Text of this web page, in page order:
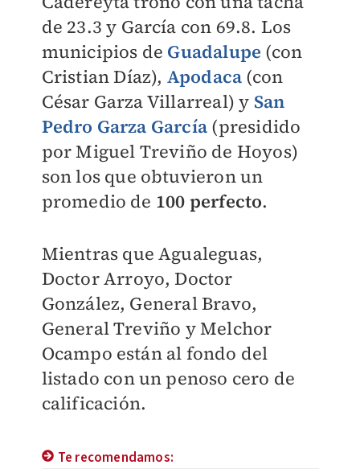
de 23.3 y García con 69.8. Los
municipios de Guadalupe (con
Cristian Díaz), Apodaca (con
César Garza Villarreal) y San
Pedro Garza García (presidido
por Miguel Treviño de Hoyos)
son los que obtuvieron un
promedio de 100 perfecto.
Mientras que Agualeguas,
Doctor Arroyo, Doctor
González, General Bravo,
General Treviño y Melchor
Ocampo están al fondo del
listado con un penoso cero de
calificación.
Te recomendamos: